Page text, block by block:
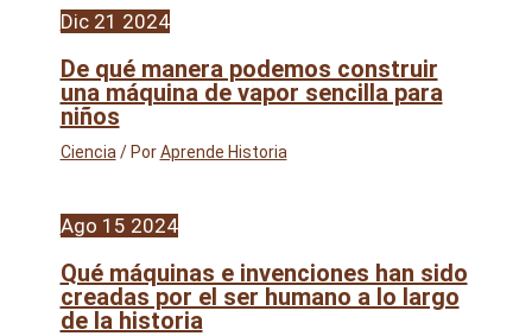
Dic 21 2024
De qué manera podemos construir
una máquina de vapor sencilla para
niños
Ciencia / PorAprende Historia
Ago 15 2024
Qué máquinas e invenciones han sido
creadas por el ser humano a lo largo
de la historia